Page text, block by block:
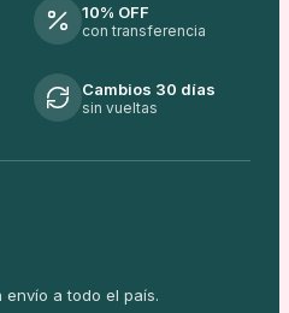
10% OFF
con transferencia
Cambios 30 días
sin vueltas
a todo el país.